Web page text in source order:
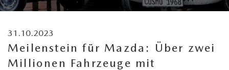
31.10.2023
Meilenstein für Mazda: Über zwei
Millionen Fahrzeuge mit